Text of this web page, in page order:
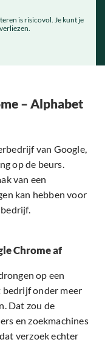
is risicovol. Je kunt je
– Alphabet
van Google,
op de beurs.
van een
kan hebben voor
Chrome af
op een
onder meer
Dat zou de
en zoekmachines
verzoek echter